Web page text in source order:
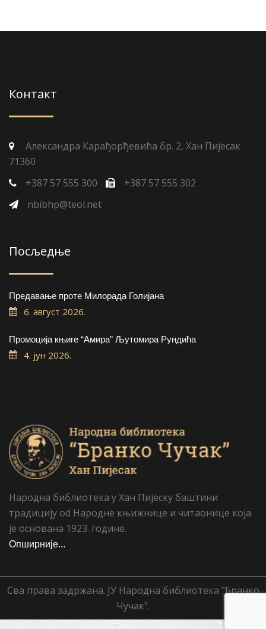
Контакт
Александра Карађорђевића бр. 2, Хан Пијесак
71360
+387 57 555 300
+387 57 555 302
nbibhp@teol.net
Посљедње
Предавање проте Милорада Голијана
6. август 2026.
Промоција књиге “Амира” Љутомира Рундића
4. јун 2026.
Народна библиотека у Хан Пијеску баштини
традицију od Народне књижнице и читаонице која
је основана 1923. године.
Опширније...
Сва права задржана. ЈУ Народна библиотека "Бранко
Чучак".